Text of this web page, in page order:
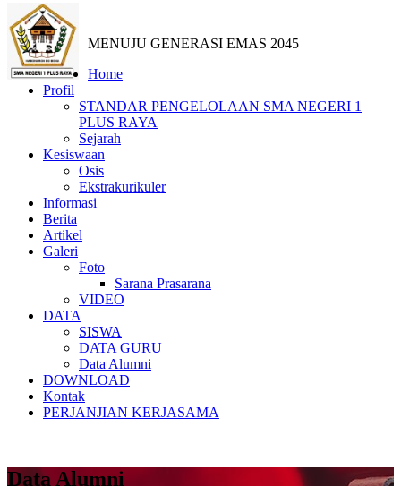
MENUJU GENERASI EMAS 2045
Home
Profil
STANDAR PENGELOLAAN SMA NEGERI 1
PLUS RAYA
Sejarah
Kesiswaan
Osis
Ekstrakurikuler
Informasi
Berita
Artikel
Galeri
Foto
Sarana Prasarana
VIDEO
DATA
SISWA
DATA GURU
Data Alumni
DOWNLOAD
Kontak
PERJANJIAN KERJASAMA
Data Alumni